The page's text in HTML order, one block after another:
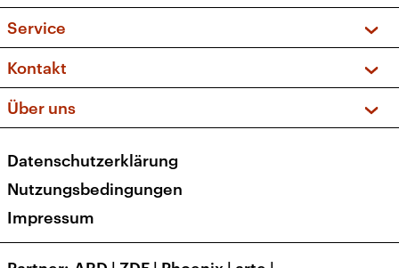
Sendungen und Podcasts
Musikliste
Kakadu – Das Kinderprogramm
Frequenzen (UKW + DAB+)
Service
FAQ
Apps
Newsletter
Veranstaltungen
Kontakt
Social Media
Über uns
Presse
Karriere
Transparenz
Datenschutzerklärung
Nutzungsbedingungen
Impressum